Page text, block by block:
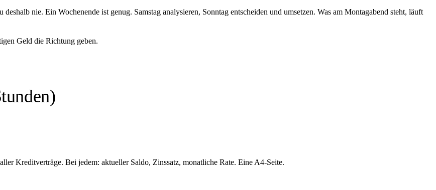
nie. Ein Wochenende ist genug. Samstag analysieren, Sonntag entscheiden und umsetzen. Was am Montagabend steht, läuft
Geld die Richtung geben.
Kreditverträge. Bei jedem: aktueller Saldo, Zinssatz, monatliche Rate. Eine A4-Seite.